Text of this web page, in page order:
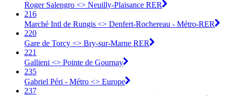
Roger Salengro <> Neuilly-Plaisance RER
216
Marché Intl de Rungis <> Denfert-Rochereau - Métro-RER
220
Gare de Torcy <> Bry-sur-Marne RER
221
Gallieni <> Pointe de Gournay
235
Gabriel Péri - Métro <> Europe
237